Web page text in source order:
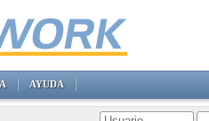
AYUDA